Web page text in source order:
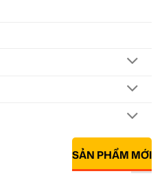
SẢN PHẨM MỚI